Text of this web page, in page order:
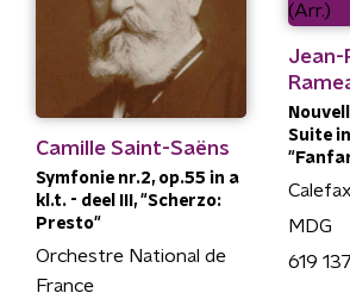
Camille Saint-Saëns
Symfonie nr.2, op.55 in a
kl.t. - deel III, "Scherzo:
Presto"
Orchestre National de
France
Jean-
Suite
Calefax
MDG
619